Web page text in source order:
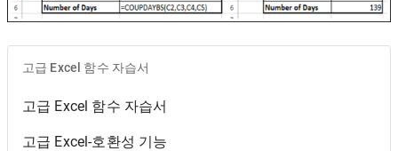
고급 Excel 함수 자습서
고급 Excel 함수 자습서
고급 Excel-호환성 기능